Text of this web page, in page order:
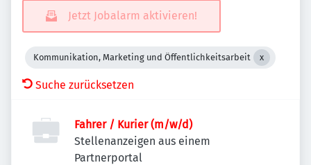
Jetzt Jobalarm aktivieren!
Kommunikation, Marketing und Öffentlichkeitsarbeit
Suche zurücksetzen
Fahrer / Kurier (m/w/d)
Stellenanzeigen aus einem
Partnerportal